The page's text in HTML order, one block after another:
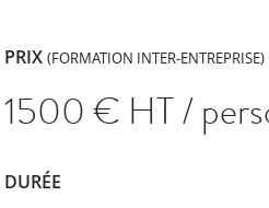
PRIX(FORMATION INTER-ENTREPRISE)
1500€ HT /
DURÉE